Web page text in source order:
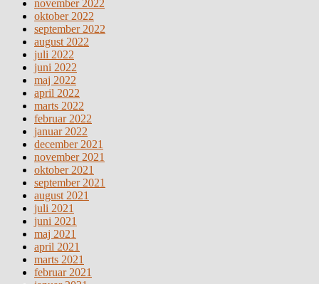
november 2022
oktober 2022
september 2022
august 2022
juli 2022
juni 2022
maj 2022
april 2022
marts 2022
februar 2022
januar 2022
december 2021
november 2021
oktober 2021
september 2021
august 2021
juli 2021
juni 2021
maj 2021
april 2021
marts 2021
februar 2021